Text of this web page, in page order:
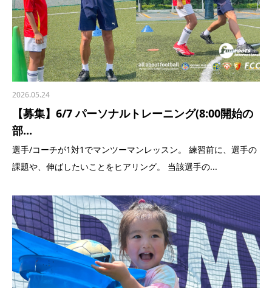
2026.05.24
【募集】6/7 パーソナルトレーニング(8:00開始の
部...
選手/コーチが1対1でマンツーマンレッスン。 練習前に、選手の
課題や、伸ばしたいことをヒアリング。 当該選手の...